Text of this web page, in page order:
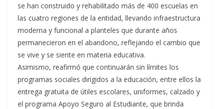
se han construido y rehabilitado más de 400 escuelas en
las cuatro regiones de la entidad, llevando infraestructura
moderna y funcional a planteles que durante años
permanecieron en el abandono, reflejando el cambio que
se vive y se siente en materia educativa.
Asimismo, reafirmó que continuarán sin límites los
programas sociales dirigidos a la educación, entre ellos la
entrega gratuita de útiles escolares, uniformes, calzado y
el programa Apoyo Seguro al Estudiante, que brinda